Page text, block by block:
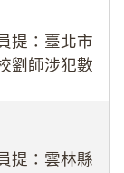
全衛生法」
提：臺北市
劉師涉犯數
首份調查報
提：雲林縣